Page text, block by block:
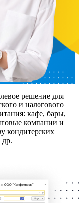
решение для
и налогового
кафе, бары,
компании и
кондитерских
др.